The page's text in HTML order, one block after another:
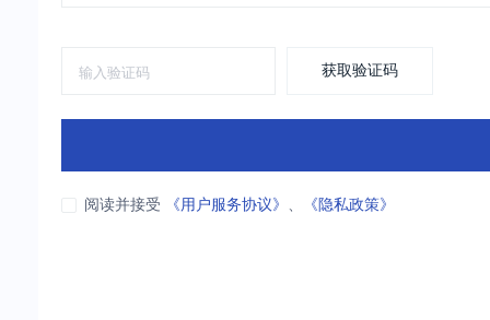
获取验证码
阅读并接受 《用户服务协议》 、 《隐私政策》